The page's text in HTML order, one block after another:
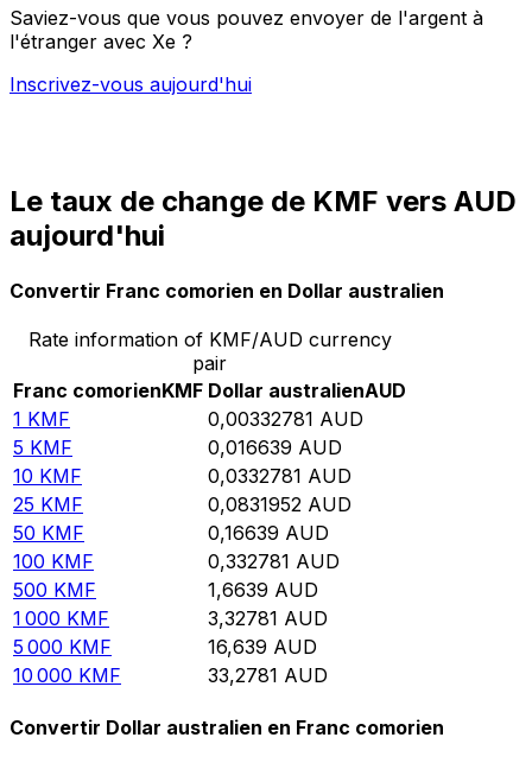
Saviez-vous que vous pouvez envoyer de l'argent à
l'étranger avec Xe ?
Inscrivez-vous aujourd'hui
Le taux de change de KMF vers AUD
aujourd'hui
Convertir Franc comorien en Dollar australien
Rate information of KMF/AUD currency
pair
Franc comorienKMF Dollar australienAUD
1 KMF 0,00332781 AUD
5 KMF 0,016639 AUD
10 KMF 0,0332781 AUD
25 KMF 0,0831952 AUD
50 KMF 0,16639 AUD
100 KMF 0,332781 AUD
500 KMF 1,6639 AUD
1 000 KMF 3,32781 AUD
5 000 KMF 16,639 AUD
10 000 KMF 33,2781 AUD
Convertir Dollar australien en Franc comorien